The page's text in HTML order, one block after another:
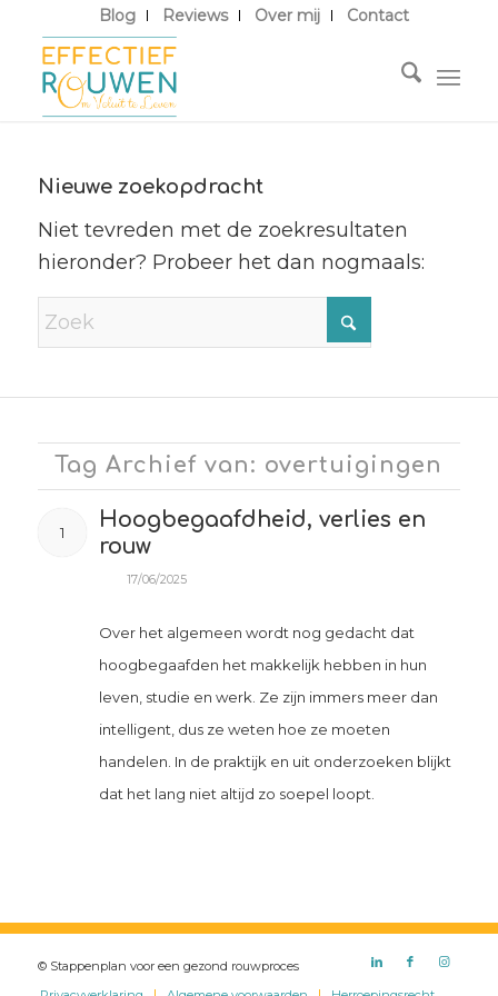
Blog Reviews Over mij Contact
Nieuwe zoekopdracht
Niet tevreden met de zoekresultaten
hieronder? Probeer het dan nogmaals:
Tag Archief van: overtuigingen
1
Hoogbegaafdheid, verlies en
rouw
17/06/2025
Over het algemeen wordt nog gedacht dat
hoogbegaafden het makkelijk hebben in hun
leven, studie en werk. Ze zijn immers meer dan
intelligent, dus ze weten hoe ze moeten
handelen. In de praktijk en uit onderzoeken blijkt
dat het lang niet altijd zo soepel loopt.
© Stappenplan voor een gezond rouwproces